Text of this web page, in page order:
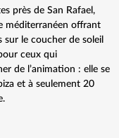
près de San Rafael,
méditerranéen offrant
sur le coucher de soleil
ceux qui
de l’animation : elle se
et à seulement 20